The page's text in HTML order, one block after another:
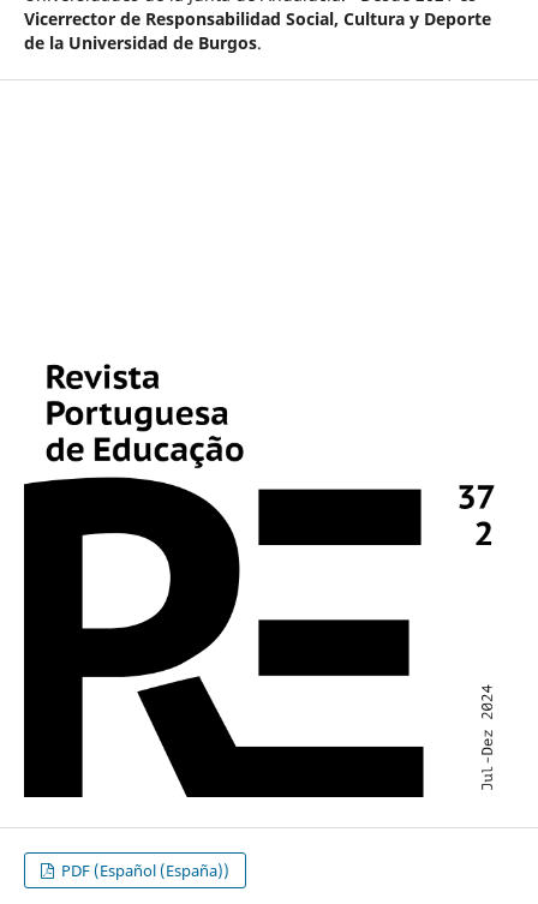
Vicerrector de Responsabilidad Social, Cultura y Deporte
de la Universidad de Burgos.
PDF (Español (España))